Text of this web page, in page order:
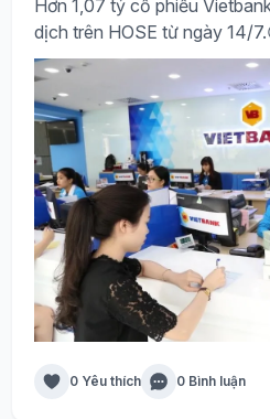
Hơn 1,07 tỷ cổ phiếu
dịch trên HOSE từ ngày 14/
0 Yêu thích 0 Bình luận